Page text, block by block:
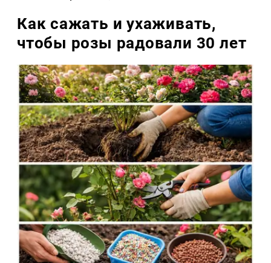
Как сажать и ухаживать,
чтобы розы радовали 30 лет